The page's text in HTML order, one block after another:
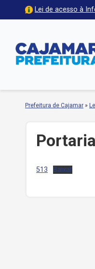
Lei de acesso à
Prefeitura de Cajamar »
513 Baixar